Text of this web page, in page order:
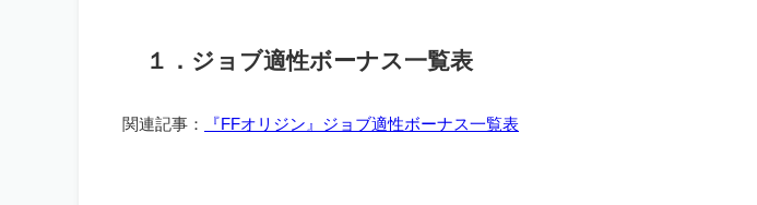
１．ジョブ適性ボーナス一覧表
関連記事： 『FFオリジン』ジョブ適性ボーナス一覧表